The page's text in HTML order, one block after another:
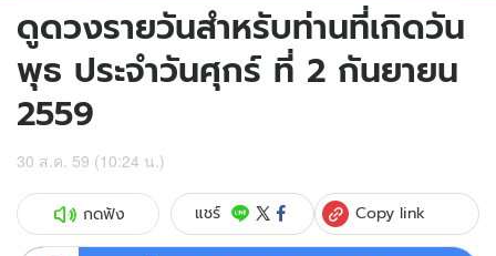
ดูดวงรายวันสำหรับท่านที่เกิดวัน
พุธ ประจำวันศุกร์ ที่ 2 กันยายน
2559
30 ส.ค. 59 (10:24 น.)
กดฟัง แชร์ Copy link